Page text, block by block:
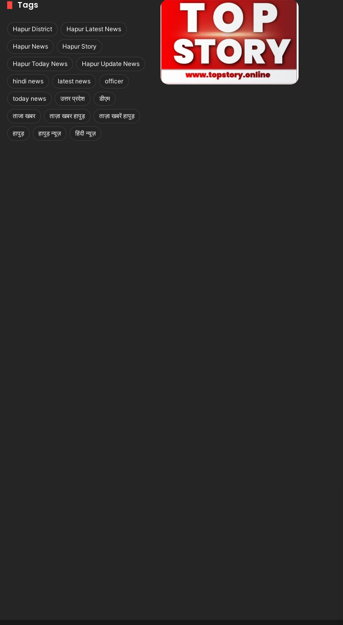
Tags
Hapur District Hapur Latest News
Hapur News Hapur Story
Hapur Today News Hapur Update News
hindi news latest news officer
today news उत्तर प्रदेश डीएम
ताजा खबर ताज़ा खबर हापुड़ ताज़ा खबरें हापुड़
हापुड़ हापुड़ न्यूज़ हिंदी न्यूज़